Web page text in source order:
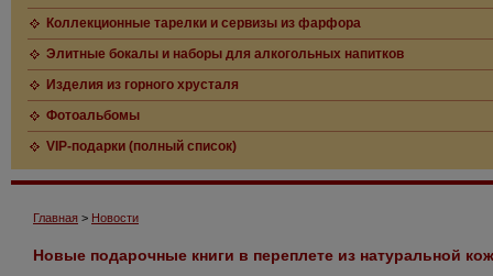
Коллекционные тарелки и сервизы из фарфора
Элитные бокалы и наборы для алкогольных напитков
Изделия из горного хрусталя
Фотоальбомы
VIP-подарки (полный список)
Главная > Новости
Новые подарочные книги в переплете из натуральной